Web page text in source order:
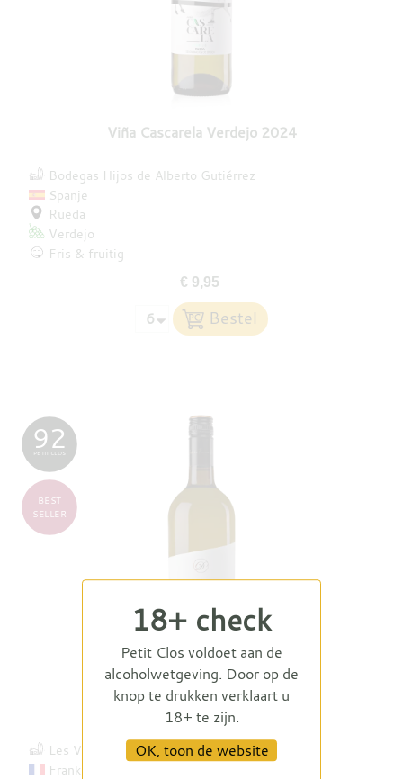
Viña Cascarela Verdejo 2024
Bodegas Hijos de Alberto Gutiérrez
Spanje
Rueda
Verdejo
Fris & fruitig
€ 9,95
Villa Demeliac Viognier 2024
92
PETIT CLOS
BEST
SELLER
Les Vignerons du Narbonnais
Frankrijk
18+ check
Petit Clos voldoet aan de
alcoholwetgeving. Door op de
knop te drukken verklaart u
18+ te zijn.
OK, toon de website